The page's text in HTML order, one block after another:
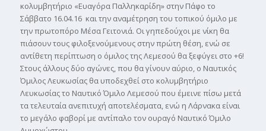
κολυμβητήριο «Ευαγόρα Παλληκαρίδη» στην Πάφο το
Σάββατο 16.04.16 και την αναμέτρηση του τοπικού όμιλο με
την πρωτοπόρο Μέσα Γειτονιά. Οι γηπεδούχοι με νίκη θα
πιάσουν τους φιλοξενούμενους στην πρώτη θέση, ενώ σε
αντίθετη περίπτωση ο όμιλος της Λεμεσού θα ξεφύγει στο +6!
Στους άλλους δύο αγώνες, που θα γίνουν αύριο, ο Ναυτικός
Όμιλος Λευκωσίας θα υποδεχθεί στο κολυμβητήριο
Λευκωσίας το Ναυτικό Όμιλο Λεμεσού που έμεινε πίσω μετά
τα τελευταία ανεπιτυχή αποτελέσματα, ενώ η Λάρνακα είναι
το μεγάλο φαβορί με αντίπαλο τον ουραγό Ναυτικό Όμιλο